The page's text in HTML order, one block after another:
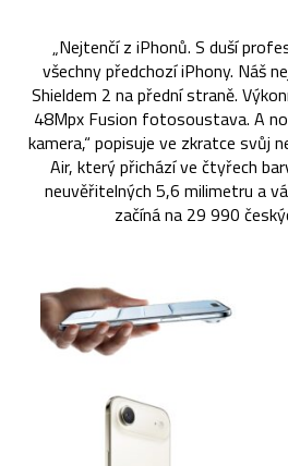
„Nejtenčí z iPhonů. S duší
všechny předchozí iPhony. Náš
Shieldem 2 na přední straně.
48Mpx Fusion fotosoustava. A
kamera,“ popisuje ve zkratce svůj
Air, který přichází ve čtyřech
neuvěřitelných 5,6 milimetru a
začíná na 29 990